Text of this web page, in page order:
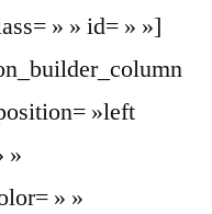
» » id= » »]
»left
»
» »